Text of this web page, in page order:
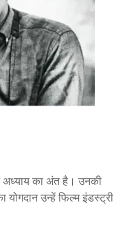
अध्याय का अंत है। उनकी
उन्हें फिल्म इंडस्ट्री